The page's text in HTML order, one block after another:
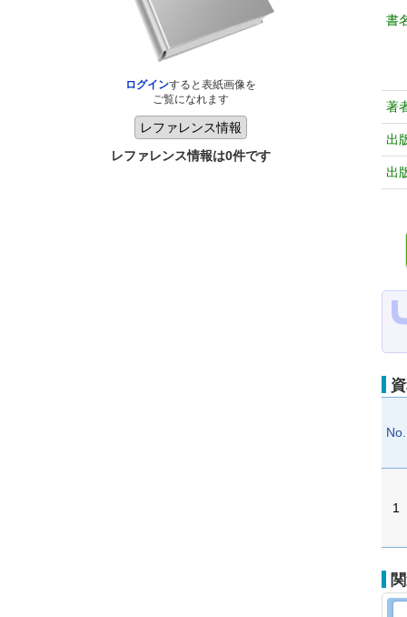
ログインすると表紙画像を
ご覧になれます
レファレンス情報は0件です
書
著
出
出
No.
1